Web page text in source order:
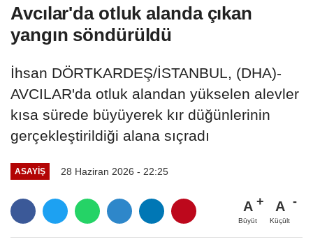
Avcılar'da otluk alanda çıkan
yangın söndürüldü
İhsan DÖRTKARDEŞ/İSTANBUL, (DHA)-
AVCILAR'da otluk alandan yükselen alevler
kısa sürede büyüyerek kır düğünlerinin
gerçekleştirildiği alana sıçradı
ASAYIŞ 28 Haziran 2026 - 22:25
A
Büyüt
A
Küçült